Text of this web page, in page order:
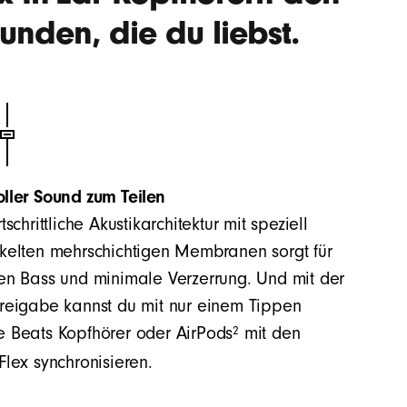
die du liebst.
Sound zum Teilen
Akustikarchitektur mit speziell
mehrschichtigen Membranen sorgt für
Bass und minimale Verzerrung. Und mit der
kannst du mit nur einem Tippen
Beats Kopfhörer oder AirPods2 mit den
synchronisieren.